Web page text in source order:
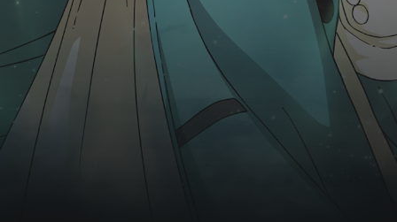
ściągną w ten sposób zgubę na resztę ludności.